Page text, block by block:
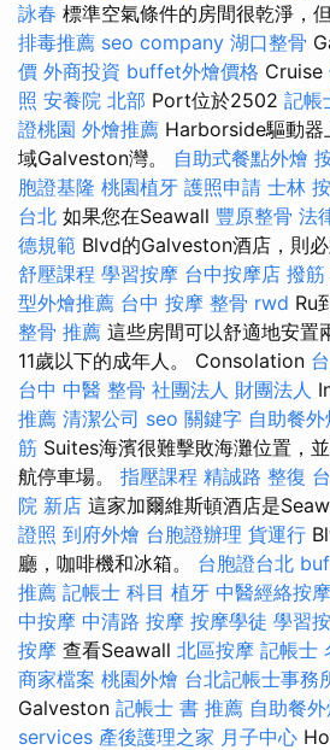
詠春 標準空氣條件的房間很乾淨，
排毒推薦 seo company 湖口整骨
價 外商投資 buffet外燴價格 Cruise
照 安養院 北部 Port位於2502 記帳
證桃園 外燴推薦 Harborside驅動器
域Galveston灣。 自助式餐點外燴
胞證基隆 桃園植牙 護照申請 士林
台北 如果您在Seawall 豐原整骨 法
德規範 Blvd的Galveston酒店，則
舒壓課程 學習按摩 台中按摩店 撥筋
型外燴推薦 台中 按摩 整骨 rwd Ru
整骨 推薦 這些房間可以舒適地安置
11歲以下的成年人。 Consolation
台中 中醫 整骨 社團法人 財團法人
推薦 清潔公司 seo 關鍵字 自助餐外
筋 Suites海濱很難擊敗海灘位置，
航停車場。 指壓課程 精誠路 整復
院 新店 這家加爾維斯頓酒店是
證照 到府外燴 台胞證辦理 貨運行
廳，咖啡機和冰箱。 台胞證台北
推薦 記帳士 科目 植牙 中醫經絡按
中按摩 中清路 按摩 按摩學徒 學習
按摩 查看Seawall 北區按摩 記帳士
商家檔案 桃園外燴 台北記帳士事務
Galveston 記帳士 書 推薦 自助餐外
services 產後護理之家 月子中心